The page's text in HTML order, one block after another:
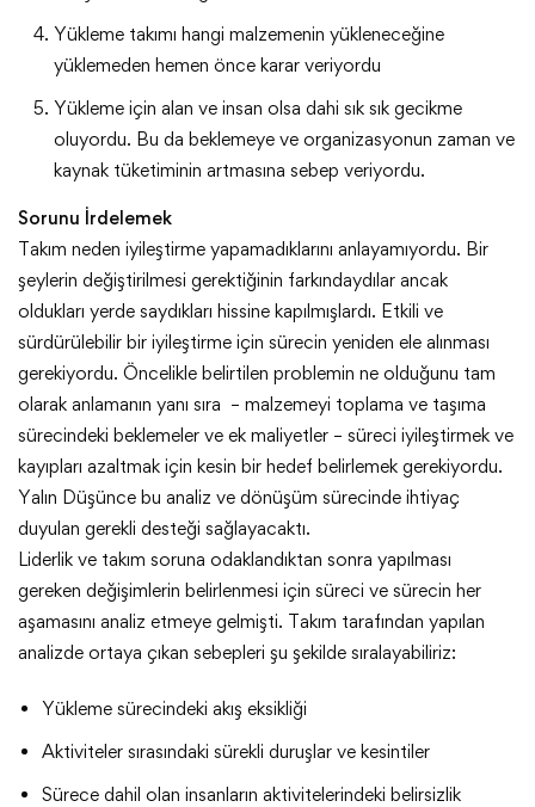
Yükleme takımı hangi malzemenin yükleneceğine
yüklemeden hemen önce karar veriyordu
Yükleme için alan ve insan olsa dahi sık sık gecikme
oluyordu. Bu da beklemeye ve organizasyonun zaman ve
kaynak tüketiminin artmasına sebep veriyordu.
Sorunu İrdelemek
Takım neden iyileştirme yapamadıklarını anlayamıyordu. Bir
şeylerin değiştirilmesi gerektiğinin farkındaydılar ancak
oldukları yerde saydıkları hissine kapılmışlardı. Etkili ve
sürdürülebilir bir iyileştirme için sürecin yeniden ele alınması
gerekiyordu. Öncelikle belirtilen problemin ne olduğunu tam
olarak anlamanın yanı sıra – malzemeyi toplama ve taşıma
sürecindeki beklemeler ve ek maliyetler – süreci iyileştirmek ve
kayıpları azaltmak için kesin bir hedef belirlemek gerekiyordu.
Yalın Düşünce bu analiz ve dönüşüm sürecinde ihtiyaç
duyulan gerekli desteği sağlayacaktı.
Liderlik ve takım soruna odaklandıktan sonra yapılması
gereken değişimlerin belirlenmesi için süreci ve sürecin her
aşamasını analiz etmeye gelmişti. Takım tarafından yapılan
analizde ortaya çıkan sebepleri şu şekilde sıralayabiliriz:
Yükleme sürecindeki akış eksikliği
Aktiviteler sırasındaki sürekli duruşlar ve kesintiler
Sürece dahil olan insanların aktivitelerindeki belirsizlik